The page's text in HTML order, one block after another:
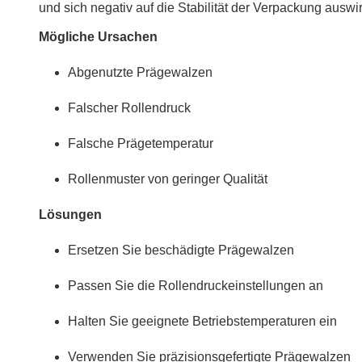
und sich negativ auf die Stabilität der Verpackung
Mögliche Ursachen
Abgenutzte Prägewalzen
Falscher Rollendruck
Falsche Prägetemperatur
Rollenmuster von geringer Qualität
Lösungen
Ersetzen Sie beschädigte Prägewalzen
Passen Sie die Rollendruckeinstellungen an
Halten Sie geeignete Betriebstemperaturen ein
Verwenden Sie präzisionsgefertigte Prägewalzen